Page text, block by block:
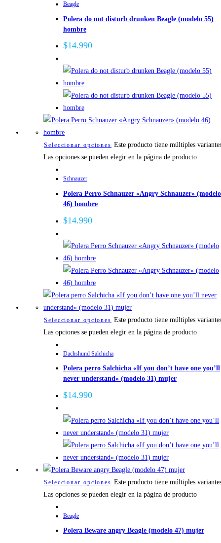
Beagle
Polera do not disturb drunken Beagle (modelo 55)
hombre
$14.990
Seleccionar opciones Este producto tiene múltiples
Las opciones se pueden elegir en la página de producto
Schnauzer
Polera Perro Schnauzer «Angry Schnauzer» (modelo
46) hombre
$14.990
Seleccionar opciones Este producto tiene múltiples
Las opciones se pueden elegir en la página de producto
Dachshund Salchicha
Polera perro Salchicha «If you don’t have one you’ll
never understand» (modelo 31) mujer
$14.990
Seleccionar opciones Este producto tiene múltiples
Las opciones se pueden elegir en la página de producto
Beagle
Polera Beware angry Beagle (modelo 47) mujer